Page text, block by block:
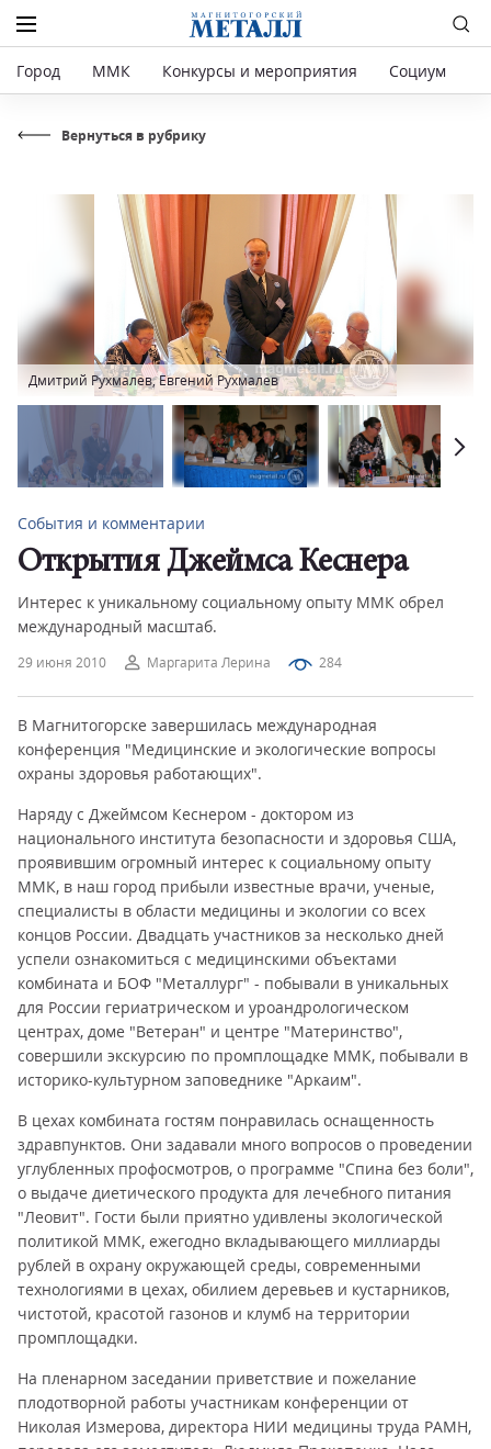
Город ММК Конкурсы и мероприятия Социум
Вернуться в рубрику
29 июня 2010 Маргарита Лерина 284
События и комментарии
Открытия Джеймса Кеснера
Интерес к уникальному социальному опыту ММК обрел
международный масштаб.
Дмитрий Рухмалев, Евгений Рухмалев
В Магнитогорске завершилась международная
конференция "Медицинские и экологические вопросы
охраны здоровья работающих".
Наряду с Джеймсом Кеснером - доктором из
национального института безопасности и здоровья США,
проявившим огромный интерес к социальному опыту
ММК, в наш город прибыли известные врачи, ученые,
специалисты в области медицины и экологии со всех
концов России. Двадцать участников за несколько дней
успели ознакомиться с медицинскими объектами
комбината и БОФ "Металлург" - побывали в уникальных
для России гериатрическом и уроандрологическом
центрах, доме "Ветеран" и центре "Материнство",
совершили экскурсию по промплощадке ММК, побывали в
историко-культурном заповеднике "Аркаим".
В цехах комбината гостям понравилась оснащенность
здравпунктов. Они задавали много вопросов о проведении
углубленных профосмотров, о программе "Спина без боли",
о выдаче диетического продукта для лечебного питания
"Леовит". Гости были приятно удивлены экологической
политикой ММК, ежегодно вкладывающего миллиарды
рублей в охрану окружающей среды, современными
технологиями в цехах, обилием деревьев и кустарников,
чистотой, красотой газонов и клумб на территории
промплощадки.
На пленарном заседании приветствие и пожелание
плодотворной работы участникам конференции от
Николая Измерова, директора НИИ медицины труда РАМН,